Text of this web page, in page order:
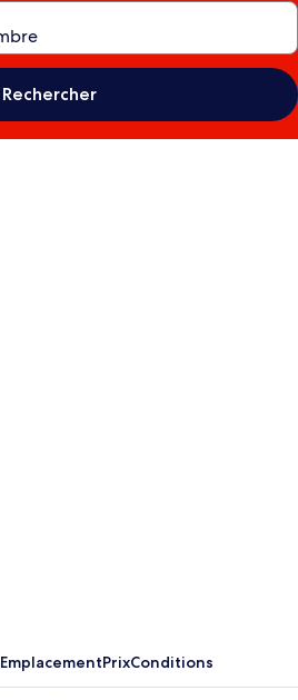
Rechercher
EmplacementPrixConditions